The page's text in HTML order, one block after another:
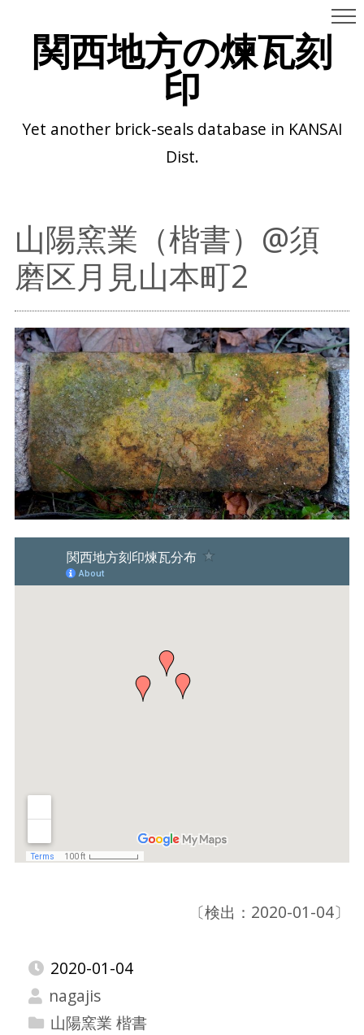
関西地方の煉瓦刻
印
Yet another brick-seals database in KANSAI
Dist.
山陽窯業（楷書）@須
磨区月見山本町2
〔検出：2020-01-04〕
2020-01-04
nagajis
山陽窯業 楷書